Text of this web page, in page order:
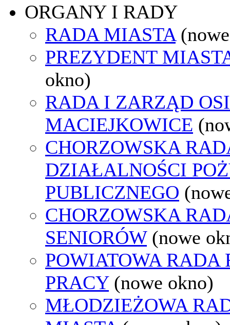
ORGANY I RADY
RADA MIASTA
PREZYDENT
okno)
RADA I ZARZĄD
MACIEJKOWICE
CHORZOWSKA
DZIAŁALNOŚCI
PUBLICZNEGO
CHORZOWSKA
SENIORÓW (nowe
POWIATOWA RADA
PRACY (nowe okno)
MŁODZIEŻOWA